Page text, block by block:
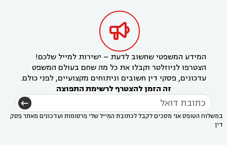

המידע המשפטי שחשוב לדעת – ישירות למייל שלכם!
הצטרפו לניוזלטר וקבלו את כל מה שחם בעולם המשפט
עדכונים, פסקי דין חשובים וניתוחים מקצועיים, לפני כולם.
זה הזמן להצטרף לרשימת התפוצה
במשלוח הטופס אני מסכים לקבל לכתובת המייל שלי פרסומות ועדכונים מאתר פסק
דין